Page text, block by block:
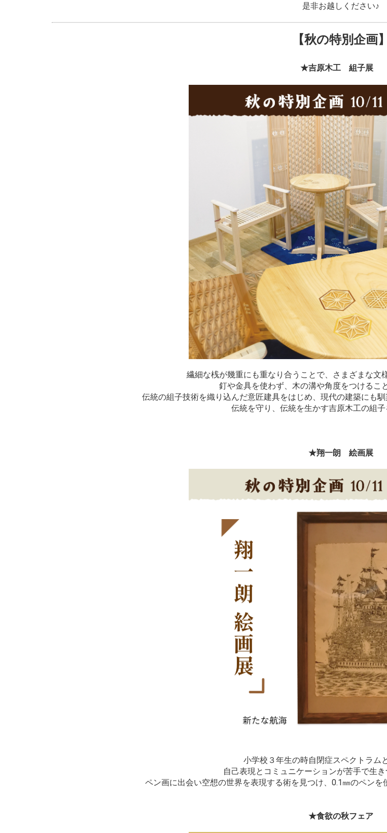
是非お越しください♪
【秋の特別企画】
★吉原木工 組子展
繊細な桟が幾重にも重なり合うことで、さまざまな文
釘や金具を使わず、木の溝や角度をつけるこ
伝統の組子技術を織り込んだ意匠建具をはじめ、現代の建築にも馴
伝統を守り、伝統を生かす吉原木工の組子
★翔一朗 絵画展
小学校３年生の時自閉症スペクトラム
自己表現とコミュニケーションが苦手で生き
ペン画に出会い空想の世界を表現する術を見つけ、0.1㎜のペンを
★食欲の秋フェア